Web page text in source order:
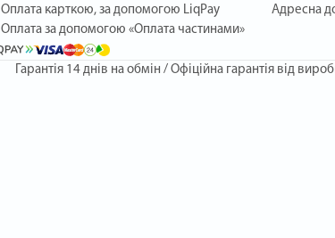
Оплата карткою, за допомогою LiqPay
Оплата за допомогою «Оплата частинами»
Адресна
Гарантія 14 днів на обмін / Офіційна гарантія від